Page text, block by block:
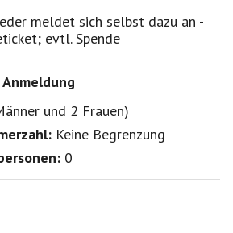
d’artifice
e/masters-20-la-terrasse-
Verantwortung teil.
meldet sich selbst dazu an -
evtl. Spende
und 2 Frauen)
Keine Begrenzung
0